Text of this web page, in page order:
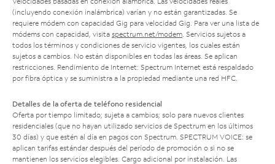
(incluyendo conexión inalámbrica) varían y no están garantizadas. Se
requiere módem con capacidad Gig para velocidad Gig. Para ver una lista de
módems con capacidad, visita spectrum.net/modem . Servicios sujetos a
todos los términos y condiciones de servicio vigentes, los cuales están
sujetos a cambios. No están disponibles en todas las áreas. Se aplican
restricciones. Rendimiento de Internet: Spectrum Internet está respaldado
por fibra óptica y se suministra a la propiedad mediante una red HFC.
Detalles de la oferta de teléfono residencial
Oferta por tiempo limitado; sujeta a cambios; solo para nuevos clientes
residenciales (que no hayan utilizado servicios de Spectrum en los últimos
30 días) y que estén al día en pagos con Spectrum. SPECTRUM VOICE: se
aplican tarifas estándar después del período de promoción o si no se
mantienen los servicios elegibles. Cargo adicional por instalación. Las